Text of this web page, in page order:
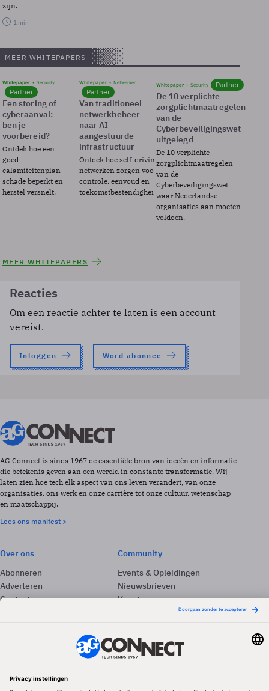
zijn.
1 min
MEER WHITEPAPERS
Whitepaper Security
Partner
Een storing of
cyberaanval:
ben je
voorbereid?
Ontdek hoe een
goed
calamiteitenplan
schade beperkt en
herstel versnelt.
Whitepaper Netwerken
Partner
Van traditioneel
netwerkbeheer
naar AI
aangestuurde
infrastructuur
Ontdek hoe self-driving
netwerken zorgen voor
controle, eenvoud en
toekomstbestendigheid.
Whitepaper Security Partner
De 10 verplichte
zorgplichtmaatregelen
van de
Cyberbeveiligingswet
uitgelegd
De 10 verplichte
zorgplichtmaatregelen
van de
Cyberbeveiligingswet
waar Nederlandse
organisaties aan moeten
voldoen.
MEER WHITEPAPERS
Reacties
Om een reactie achter te laten is een account
vereist.
Inloggen Word abonnee
AG Connect is sinds 1967 de essentiële bron van ideeën en informatie
die betekenis geven aan een wereld in constante transformatie. Wij
laten zien hoe tech elk aspect van ons leven verandert, van onze
organisaties, ons werk en onze carrière tot onze cultuur, wetenschap
en maatschappij.
Lees ons manifest >
Over ons
Abonneren
Adverteren
Contact
Community
Events & Opleidingen
Nieuwsbrieven
Vacatures